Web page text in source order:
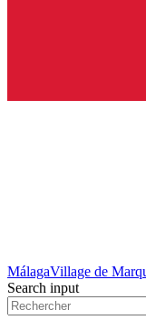
MálagaVillage de
Search input